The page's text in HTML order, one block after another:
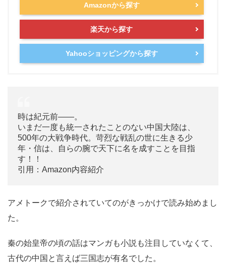
Amazonから探す
楽天から探す
Yahooショッピングから探す
時は紀元前——。
いまだ一度も統一されたことのない中国大陸は、
500年の大戦争時代。苛烈な戦乱の世に生きる少
年・信は、自らの腕で天下に名を成すことを目指
す！！
引用：Amazon内容紹介
アメトークで紹介されていてのがきっかけで読み始めまし
た。
秦の始皇帝の頃の話はマンガも小説も注目していなくて、
古代の中国と言えば三国志が有名でした。